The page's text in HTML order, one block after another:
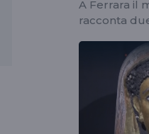
A Ferrara il museo che
racconta